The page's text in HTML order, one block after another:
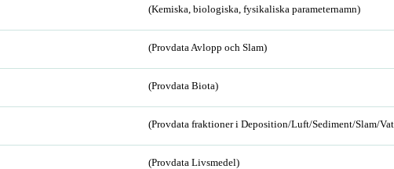
(Kemiska, biologiska, fysikaliska parameternamn)
(Provdata Avlopp och Slam)
(Provdata Biota)
(Provdata fraktioner i Deposition/Luft/Sediment/Slam/
(Provdata Livsmedel)